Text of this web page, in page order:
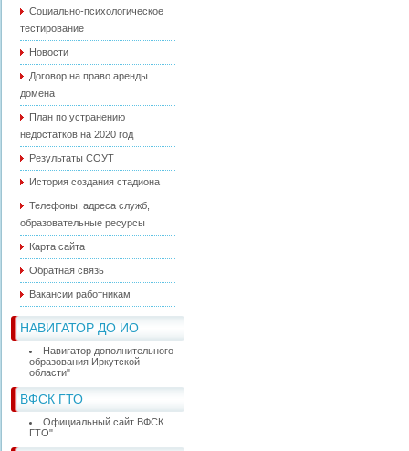
Социально-психологическое
тестирование
Новости
Договор на право аренды
домена
План по устранению
недостатков на 2020 год
Результаты СОУТ
История создания стадиона
Телефоны, адреса служб,
образовательные ресурсы
Карта сайта
Обратная связь
Вакансии работникам
НАВИГАТОР ДО ИО
Навигатор дополнительного
образования Иркутской
области"
ВФСК ГТО
Официальный сайт ВФСК
ГТО"